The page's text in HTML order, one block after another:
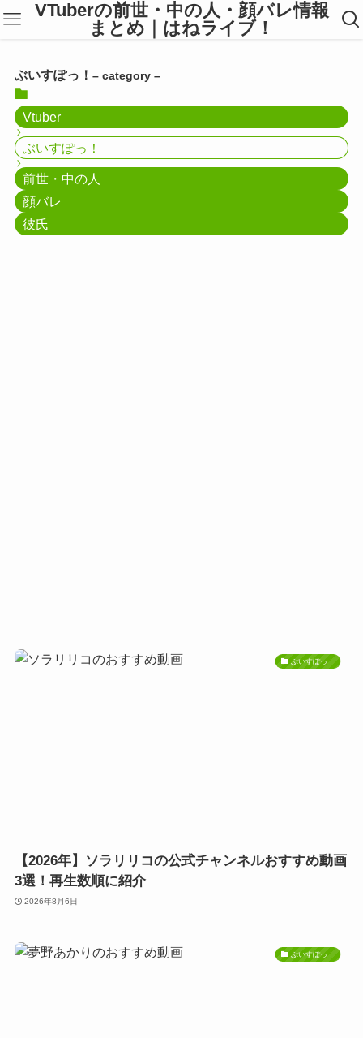
VTuberの前世・中の人・顔バレ情報
まとめ｜はねライブ！
ぶいすぽっ！ – category –
Vtuber
ぶいすぽっ！
前世・中の人
顔バレ
彼氏
ぶいすぽっ！
【2026年】ソラリリコの公式チャンネルおすすめ動画
3選！再生数順に紹介
2026年8月6日
ぶいすぽっ！